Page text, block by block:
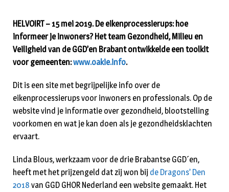
HELVOIRT – 15 mei 2019.De eikenprocessierups: hoe
informeer je inwoners? Het team Gezondheid, Milieu en
Veiligheid van de GGD’en Brabant ontwikkelde een toolkit
voor gemeenten:www.oakie.info.
Dit is een site met begrijpelijke info over de
eikenprocessierups voor inwoners en professionals. Op de
website vind je informatie over gezondheid, blootstelling
voorkomen en wat je kan doen als je gezondheidsklachten
ervaart.
Linda Blous, werkzaam voor de drie Brabantse GGD´en,
heeft met het prijzengeld dat zij won bij de Dragons’ Den
2018 van GGD GHOR Nederland een website gemaakt. Het